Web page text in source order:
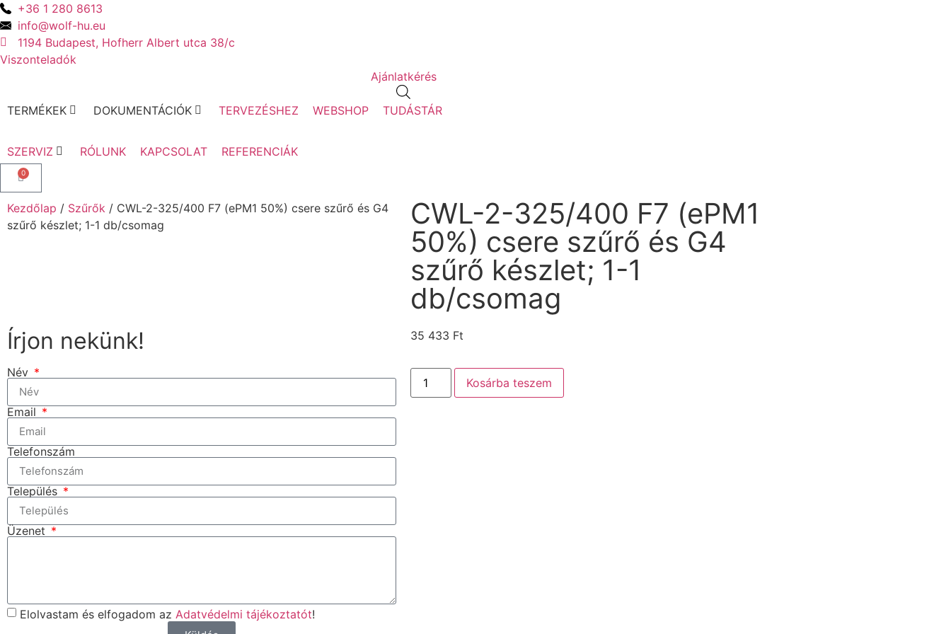
+36 1 280 8613
info@wolf-hu.eu
1194 Budapest, Hofherr Albert utca 38/c
Viszonteladók
Ajánlatkérés
TERMÉKEK DOKUMENTÁCIÓK TERVEZÉSHEZ WEBSHOP TUDÁSTÁR
SZERVIZ RÓLUNK KAPCSOLAT REFERENCIÁK
0
Kezdőlap / Szűrők / CWL-2-325/400 F7 (ePM1 50%) csere szűrő és G4
szűrő készlet; 1-1 db/csomag
Írjon nekünk!
Név
Email
Telefonszám
Település
Üzenet
Elolvastam és elfogadom az Adatvédelmi tájékoztatót!
CWL-2-325/400 F7 (ePM1
50%) csere szűrő és G4
szűrő készlet; 1-1
db/csomag
35 433 Ft
Kosárba teszem